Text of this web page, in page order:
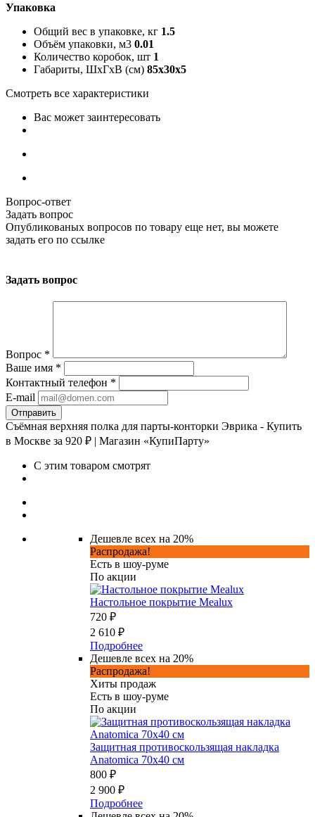
Упаковка
Общий вес в упаковке, кг 1.5
Объём упаковки, м3 0.01
Количество коробок, шт 1
Габариты, ШxГxВ (см) 85x30x5
Смотреть все характеристики
Вас может заинтересовать
Вопрос-ответ
Задать вопрос
Опубликованых вопросов по товару еще нет, вы можете
задать его по ссылке
Задать вопрос
Вопрос *
Ваше имя *
Контактный телефон *
E-mail
Съёмная верхняя полка для парты-конторки Эврика - Купить
в Москве за 920 ₽ | Магазин «КупиПарту»
С этим товаром смотрят
Дешевле всех на 20%
Распродажа!
Есть в шоу-руме
По акции
Настольное покрытие Mealux
720 ₽
2 610 ₽
Подробнее
Дешевле всех на 20%
Распродажа!
Хиты продаж
Есть в шоу-руме
По акции
Защитная противоскользящая накладка
Anatomica 70х40 см
800 ₽
2 900 ₽
Подробнее